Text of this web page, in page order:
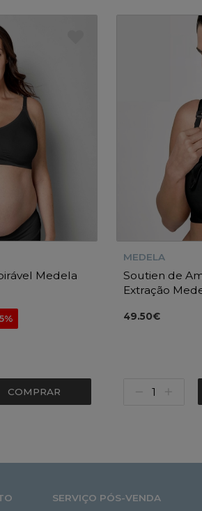
Medela
COMPRAR
MEDELA
Soutien de
Extração
49.50€
SERVIÇO PÓS-VENDA